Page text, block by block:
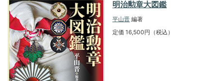
明治勲章大図鑑
平山晋 編著
定価 16,500円（税込）